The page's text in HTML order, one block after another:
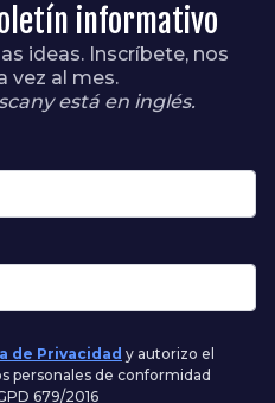
informativo
ideas. Inscríbete, nos
vez al mes.
está en inglés.
de Privacidad y autorizo el
personales de conformidad
679/2016